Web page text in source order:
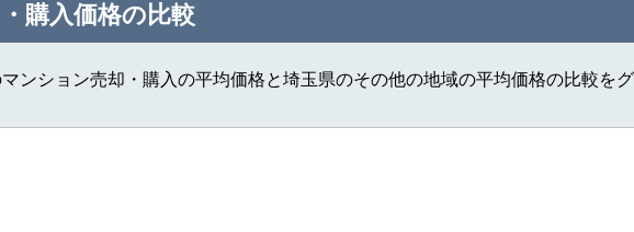
購入価格の比較
ンション売却・購入の平均価格と埼玉県のその他の地域の平均価格の比較を